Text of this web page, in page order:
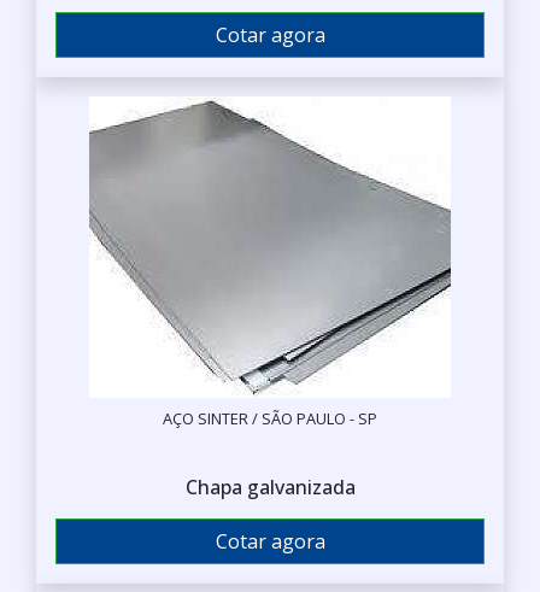
Cotar agora
AÇO SINTER / SÃO PAULO - SP
Chapa galvanizada
Cotar agora